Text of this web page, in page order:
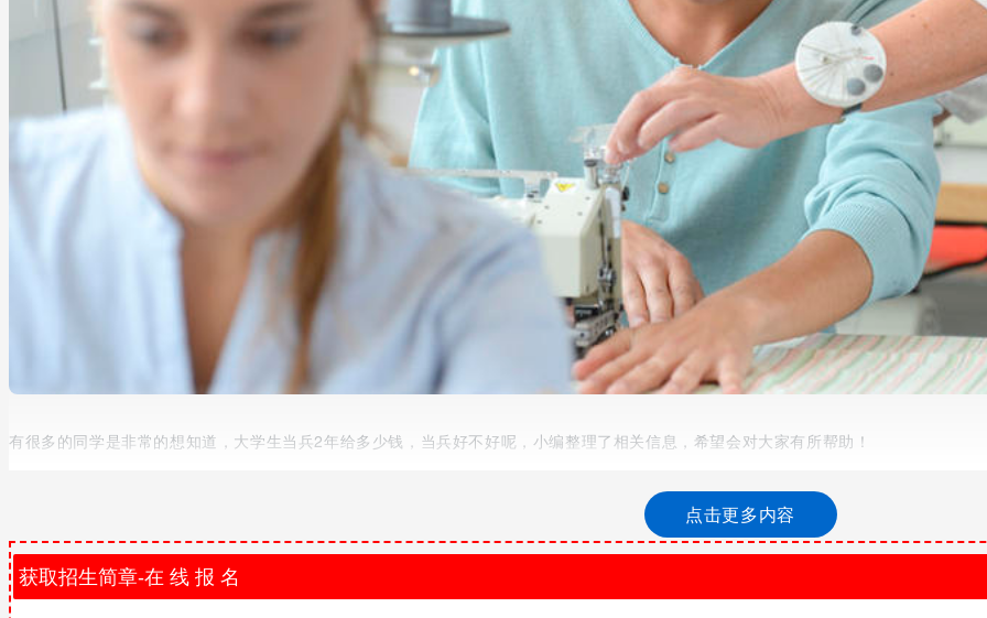
有很多的同学是非常的想知道，大学生当兵2年给多少钱，当兵好不好呢，小编整理了相关信息，希望会对大家有所帮助！
大学在校生服兵役薪资补贴由如下组成：
地方政府补贴 部队津贴 部队补贴
点击更多内容